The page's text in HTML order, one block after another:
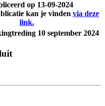
op 13-09-2024
kan je vinden via deze
link.
10 september 2024